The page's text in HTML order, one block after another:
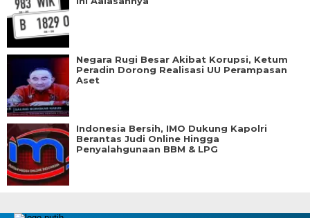
Negara Rugi Besar Akibat Korupsi, Ketum
Peradin Dorong Realisasi UU Perampasan
Aset
Indonesia Bersih, IMO Dukung Kapolri
Berantas Judi Online Hingga
Penyalahgunaan BBM & LPG